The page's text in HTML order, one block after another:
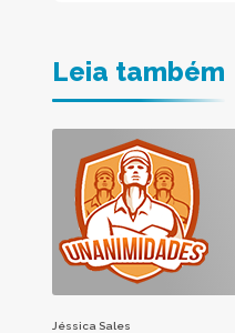
Leia também
Jéssica Sales